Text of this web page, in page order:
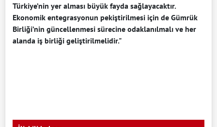
Türkiye’nin yer alması büyük fayda sağlayacaktır.
Ekonomik entegrasyonun pekiştirilmesi için de Gümrük
Birliği’nin güncellenmesi sürecine odaklanılmalı ve her
alanda iş birliği geliştirilmelidir."